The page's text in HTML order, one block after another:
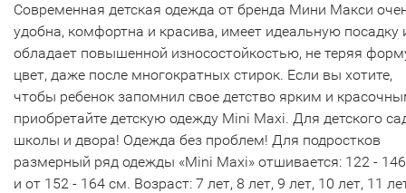
Современная детская одежда от бренда Мини Макси
удобна, комфортна и красива, имеет идеальную посадку
обладает повышенной износостойкостью, не теряя
цвет, даже после многократных стирок. Если вы хотите,
чтобы ребенок запомнил свое детство ярким и
приобретайте детскую одежду Mini Maxi. Для детского
школы и двора! Одежда без проблем! Для подростков
размерный ряд одежды «Mini Maxi» отшивается: 122 -
и от 152 - 164 см. Возраст: 7 лет, 8 лет, 9 лет, 10 лет, 11